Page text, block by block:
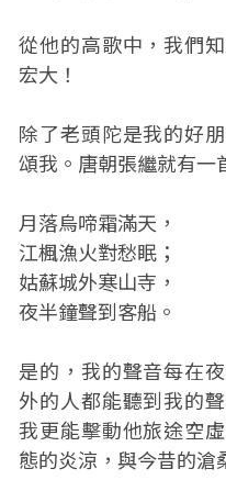
從他的高歌中，我們
宏大！
除了老頭陀是我的好
頌我。唐朝張繼就有一
月落烏啼霜滿天，
江楓漁火對愁眠；
姑蘇城外寒山寺，
夜半鐘聲到客船。
是的，我的聲音每在
外的人都能聽到我的
我更能擊動他旅途空
態的炎涼，與今昔的滄